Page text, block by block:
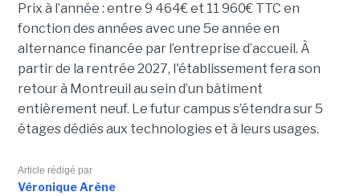
Prix à l’année : entre 9 464€ et 11 960€ TTC en
fonction des années avec une 5e année en
alternance financée par l’entreprise d’accueil. À
partir de la rentrée 2027, l'établissement fera son
retour à Montreuil au sein d’un bâtiment
entièrement neuf. Le futur campus s’étendra sur 5
étages dédiés aux technologies et à leurs usages.
Article rédigé par
Véronique Arène